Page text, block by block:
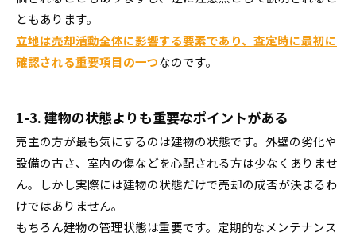
ともあります。
立地は売却活動全体に影響する要素であり、査定時に最初に
確認される重要項目の一つなのです。
1-3. 建物の状態よりも重要なポイントがある
売主の方が最も気にするのは建物の状態です。外壁の劣化や
設備の古さ、室内の傷などを心配される方は少なくありませ
ん。しかし実際には建物の状態だけで売却の成否が決まるわ
けではありません。
もちろん建物の管理状態は重要です。定期的なメンテナンス